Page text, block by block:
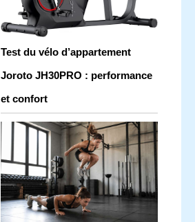
Test du vélo d’appartement
Joroto JH30PRO : performance
et confort